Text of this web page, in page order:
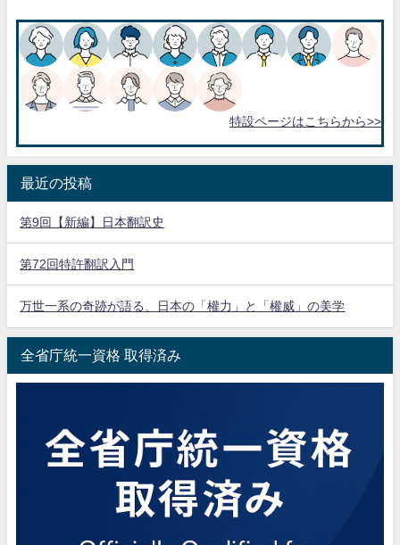
特設ページはこちらから>>
最近の投稿
第9回【新編】日本翻訳史
第72回特許翻訳入門
万世一系の奇跡が語る、日本の「權力」と「權威」の美学
全省庁統一資格 取得済み